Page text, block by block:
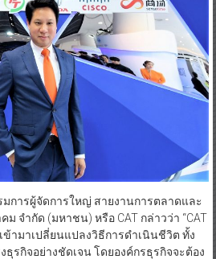
การผู้จัดการใหญ่ สายงานการตลาดและ
จำกัด (มหาชน) หรือ CAT กล่าวว่า “CAT
ข้ามาเปลี่ยนแปลงวิธีการดำเนินชีวิต ทั้ง
รกิจอย่างชัดเจน โดยองค์กรธุรกิจจะต้อง